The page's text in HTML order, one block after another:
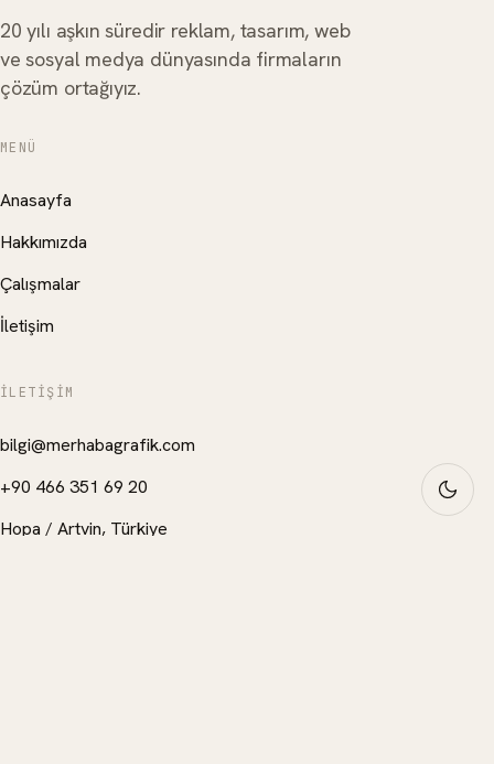
20 yılı aşkın süredir reklam, tasarım, web
ve sosyal medya dünyasında firmaların
çözüm ortağıyız.
MENÜ
Anasayfa
Hakkımızda
Çalışmalar
İletişim
İLETIŞIM
bilgi@merhabagrafik.com
+90 466 351 69 20
Hopa / Artvin, Türkiye